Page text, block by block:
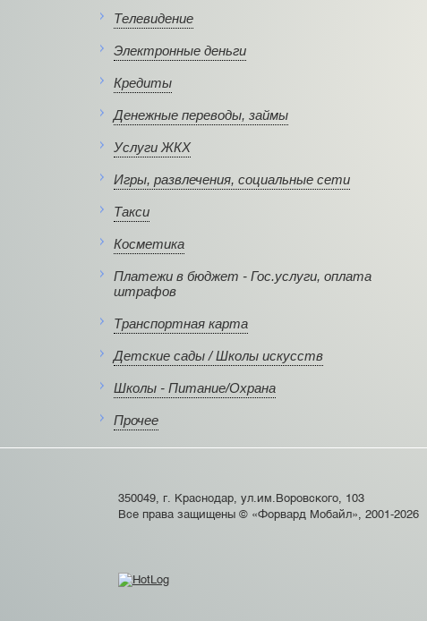
Телевидение
Электронные деньги
Кредиты
Денежные переводы, займы
Услуги ЖКХ
Игры, развлечения, социальные сети
Такси
Косметика
Платежи в бюджет - Гос.услуги, оплата
штрафов
Транспортная карта
Детские сады / Школы искусств
Школы - Питание/Охрана
Прочее
350049, г. Краснодар, ул.им.Воровского, 103
Все права защищены © «Форвард Мобайл», 2001-2026